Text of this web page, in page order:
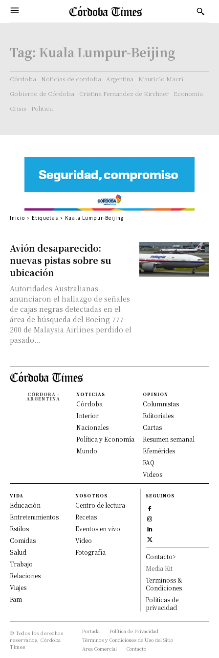
Tag: Kuala Lumpur-Beijing
Córdoba Noticias de cordoba Argentina
Mauricio Macri
Gobierno de Córdoba
Cristina Fernandez de Kirchner
Economía
Crisis
Politica
Avión desaparecido:
nuevas pistas sobre su
ubicación
Autoridades Australianas
anunciaron el hallazgo de señales
de cajas negras detectadas en el
área de búsqueda del Boeing 777-
200 de Malaysia Airlines perdido el
pasado...
Inicio Etiquetas Kuala Lumpur-Beijing
CÓRDOBA -
ARGENTINA
NOTICIAS
Córdoba
Interior
Nacionales
Política y Economía
Mundo
OPINION
Columnistas
Editoriales
Cartas
Resumen semanal
Efemérides
FAQ
Videos
VIDA
Educación
Entretenimientos
Estilos
Comidas
Salud
Trabajo
Relaciones
Viajes
Fam
NOSOTROS
Centro de lectura
Recetas
Eventos en vivo
Video
Fotografía
SEGUINOS
Contacto>
Media Kit
Terminoss &
Condiciones
Políticas de
privacidad
© Todos los derechos
reservados, Córdoba
Times
Portada
Política de Privacidad
Términos y Condiciones de Uso del Sitio
Area Comercial
Contacto